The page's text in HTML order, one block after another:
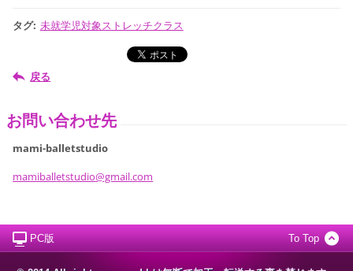
タグ: 未就学児対象ストレッチクラス
戻る
お問い合わせ先
mami-balletstudio
mamiballetstudio@gmail.com
PC版 To Top